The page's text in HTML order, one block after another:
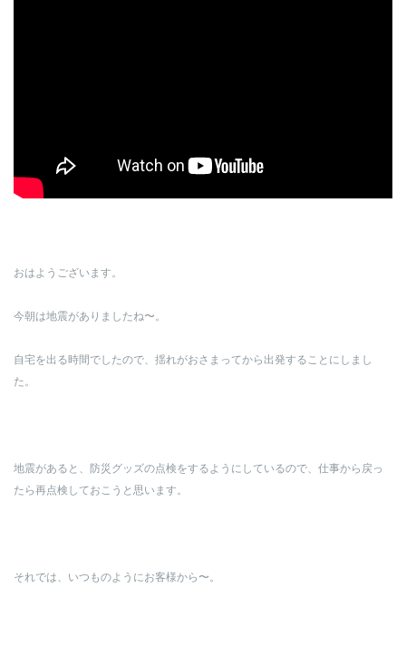
おはようございます。
今朝は地震がありましたね〜。
自宅を出る時間でしたので、揺れがおさまってから出発することにしまし
た。
地震があると、防災グッズの点検をするようにしているので、仕事から戻っ
たら再点検しておこうと思います。
それでは、いつものようにお客様から〜。